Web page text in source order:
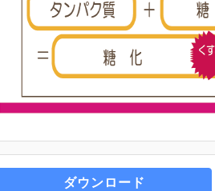
ダウンロード